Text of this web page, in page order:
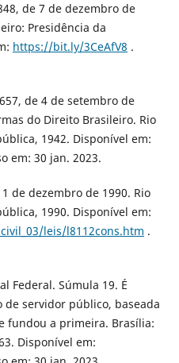
de 7 de dezembro de
Presidência da
https://bit.ly/3CeAfV8 .
de 4 de setembro de
do Direito Brasileiro. Rio
1942. Disponível em:
em: 30 jan. 2023.
de dezembro de 1990. Rio
1990. Disponível em:
leis/l8112cons.htm .
Federal. Súmula 19. É
servidor público, baseada
fundou a primeira. Brasília:
Disponível em: